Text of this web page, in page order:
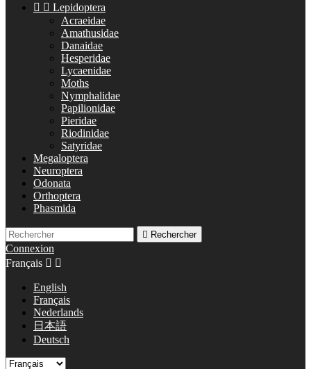
  Lepidoptera
Acraeidae
Amathusidae
Danaidae
Hesperidae
Lycaenidae
Moths
Nymphalidae
Papilionidae
Pieridae
Riodinidae
Satyridae
Megaloptera
Neuroptera
Odonata
Orthoptera
Phasmida
 Rechercher
Connexion
Français  
English
Français
Nederlands
日本語
Deutsch